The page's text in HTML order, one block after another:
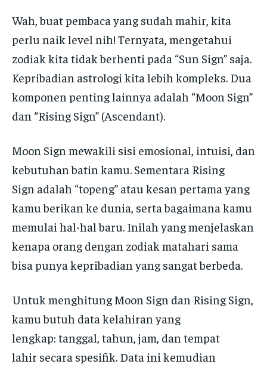
Wah, buat pembaca yang sudah mahir, kita
perlu naik level nih! Ternyata, mengetahui
zodiak kita tidak berhenti pada “Sun Sign” saja.
Kepribadian astrologi kita lebih kompleks. Dua
komponen penting lainnya adalah “Moon Sign”
dan “Rising Sign” (Ascendant).
Moon Sign mewakili sisi emosional, intuisi, dan
kebutuhan batin kamu. Sementara Rising
Sign adalah “topeng” atau kesan pertama yang
kamu berikan ke dunia, serta bagaimana kamu
memulai hal-hal baru. Inilah yang menjelaskan
kenapa orang dengan zodiak matahari sama
bisa punya kepribadian yang sangat berbeda.
Untuk menghitung Moon Sign dan Rising Sign,
kamu butuh data kelahiran yang
lengkap: tanggal, tahun, jam, dan tempat
lahir secara spesifik. Data ini kemudian